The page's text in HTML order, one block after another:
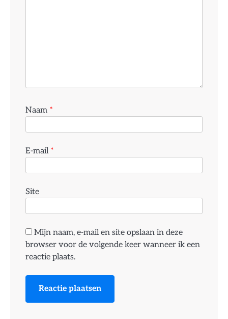
Naam *
E-mail *
Site
Mijn naam, e-mail en site opslaan in deze
browser voor de volgende keer wanneer ik een
reactie plaats.